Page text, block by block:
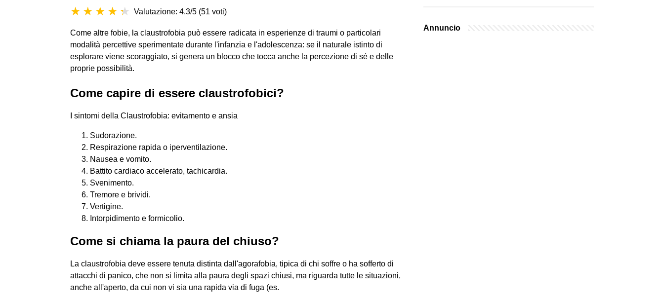
Valutazione: 4.3/5 (51 voti)
Come altre fobie, la claustrofobia può essere radicata in esperienze di traumi o particolari
modalità percettive sperimentate durante l'infanzia e l'adolescenza: se il naturale istinto di
esplorare viene scoraggiato, si genera un blocco che tocca anche la percezione di sé e delle
proprie possibilità.
Come capire di essere claustrofobici?
I sintomi della Claustrofobia: evitamento e ansia
Sudorazione.
Respirazione rapida o iperventilazione.
Nausea e vomito.
Battito cardiaco accelerato, tachicardia.
Svenimento.
Tremore e brividi.
Vertigine.
Intorpidimento e formicolio.
Come si chiama la paura del chiuso?
La claustrofobia deve essere tenuta distinta dall'agorafobia, tipica di chi soffre o ha sofferto di
attacchi di panico, che non si limita alla paura degli spazi chiusi, ma riguarda tutte le situazioni,
anche all'aperto, da cui non vi sia una rapida via di fuga (es.
Annuncio